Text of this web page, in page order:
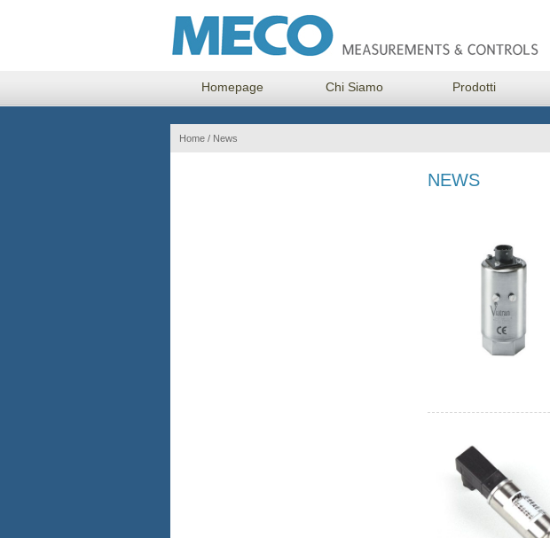
Homepage Chi Siamo Prodotti
Home / News
NEWS